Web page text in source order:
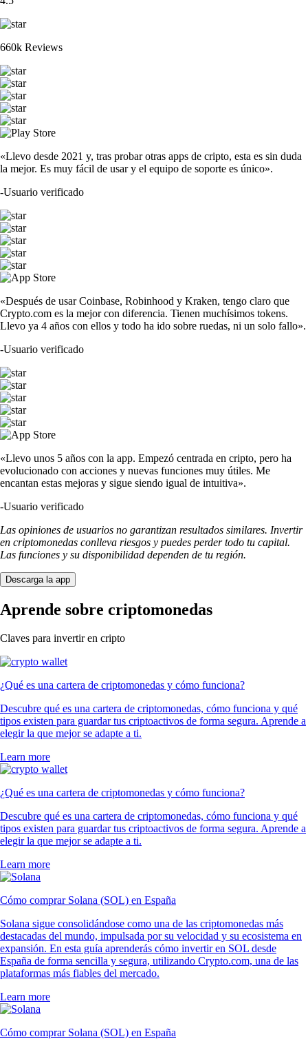
660k Reviews
«Llevo desde 2021 y, tras probar otras apps de cripto, esta es sin duda
la mejor. Es muy fácil de usar y el equipo de soporte es único».
-Usuario verificado
«Después de usar Coinbase, Robinhood y Kraken, tengo claro que
Crypto.com es la mejor con diferencia. Tienen muchísimos tokens.
Llevo ya 4 años con ellos y todo ha ido sobre ruedas, ni un solo fallo».
-Usuario verificado
«Llevo unos 5 años con la app. Empezó centrada en cripto, pero ha
evolucionado con acciones y nuevas funciones muy útiles. Me
encantan estas mejoras y sigue siendo igual de intuitiva».
-Usuario verificado
Las opiniones de usuarios no garantizan resultados similares. Invertir
en criptomonedas conlleva riesgos y puedes perder todo tu capital.
Las funciones y su disponibilidad dependen de tu región.
Descarga la app
Aprende sobre criptomonedas
Claves para invertir en cripto
¿Qué es una cartera de criptomonedas y cómo funciona?
Descubre qué es una cartera de criptomonedas, cómo funciona y qué
tipos existen para guardar tus criptoactivos de forma segura. Aprende a
elegir la que mejor se adapte a ti.
Learn more
¿Qué es una cartera de criptomonedas y cómo funciona?
Descubre qué es una cartera de criptomonedas, cómo funciona y qué
tipos existen para guardar tus criptoactivos de forma segura. Aprende a
elegir la que mejor se adapte a ti.
Learn more
Cómo comprar Solana (SOL) en España
Solana sigue consolidándose como una de las criptomonedas más
destacadas del mundo, impulsada por su velocidad y su ecosistema en
expansión. En esta guía aprenderás cómo invertir en SOL desde
España de forma sencilla y segura, utilizando Crypto.com, una de las
plataformas más fiables del mercado.
Learn more
Cómo comprar Solana (SOL) en España